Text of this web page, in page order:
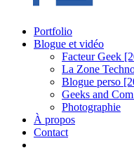
Menu
Portfolio
Blogue et vidéo
Facteur Geek
La Zone
Blogue perso
Geeks and
Photographie
À propos
Contact